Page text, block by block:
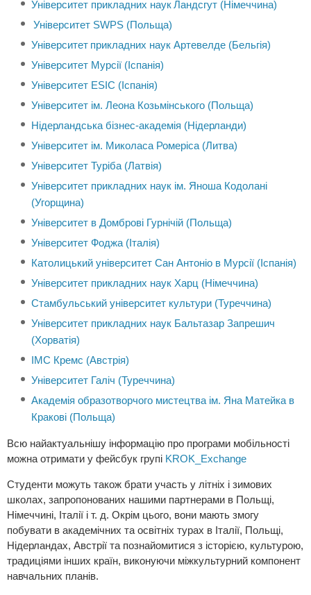
Університет прикладних наук Ландсгут (Німеччина)
Університет SWPS (Польща)
Університет прикладних наук Артевелде (Бельгія)
Університет Мурсії (Іспанія)
Університет ESIC (Іспанія)
Університет ім. Леона Козьмінського (Польща)
Нідерландська бізнес-академія (Нідерланди)
Університет ім. Миколаса Ромеріса (Литва)
Університет Туріба (Латвія)
Університет прикладних наук ім. Яноша Кодолані
(Угорщина)
Університет в Домброві Гурнічій (Польща)
Університет Фоджа (Італія)
Католицький університет Сан Антоніо в Мурсії (Іспанія)
Університет прикладних наук Харц (Німеччина)
Стамбульський університет культури (Туреччина)
Університет прикладних наук Бальтазар Запрешич
(Хорватія)
IMC Кремс (Австрія)
Університет Галіч (Туреччина)
Академія образотворчого мистецтва ім. Яна Матейка в
Кракові (Польща)
Всю найактуальнішу інформацію про програми мобільності
можна отримати у фейсбук групі KROK_Exchange
Студенти можуть також брати участь у літніх і зимових
школах, запропонованих нашими партнерами в Польщі,
Німеччині, Італії і т. д. Окрім цього, вони мають змогу
побувати в академічних та освітніх турах в Італії, Польщі,
Нідерландах, Австрії та познайомитися з історією, культурою,
традиціями інших країн, виконуючи міжкультурний компонент
навчальних планів.